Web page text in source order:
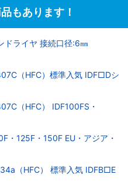
もあります！
ドライヤ 接続口径:6㎜
（HFC）標準入気 IDF□Dシ
（HFC） IDF100FS・
・125F・150F EU・アジア・
（HFC） 標準入気 IDFB□E